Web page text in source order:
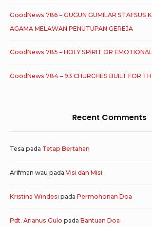
GoodNews 786 – GUGUN GUMILAR STAFSUS
AGAMA MELAWAN PENUTUPAN GEREJA
GoodNews 785 – HOLY SPIRIT OR
GoodNews 784 – 93 CHURCHES BUILT FOR
Recent Comments
Tesa pada Tetap Bertahan
Arifman wau pada Visi dan Misi
Kristina Windesi pada Permohonan Doa
Pdt. Arianus Gulo pada Bantuan Doa